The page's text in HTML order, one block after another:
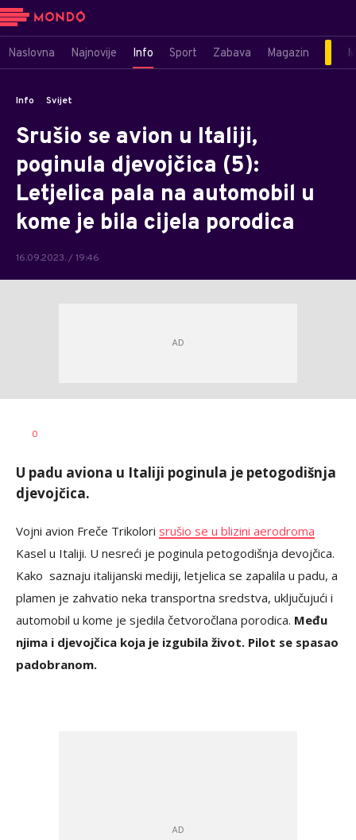
Naslovna Najnovije Info Sport Zabava Magazin
Info Svijet
Srušio se avion u Italiji,
poginula djevojčica (5):
Letjelica pala na automobil u
kome je bila cijela porodica
16.09.2023. / 19:46
AUTOR
0
U padu aviona u Italiji poginula je petogodišnja
djevojčica.
Vojni avion Freče Trikolori srušio se u blizini aerodroma
Kasel u Italiji. U nesreći je poginula petogodišnja devojčica.
Kako saznaju italijanski mediji, letjelica se zapalila u padu, a
plamen je zahvatio neka transportna sredstva, uključujući i
automobil u kome je sjedila četvoročlana porodica. Među
njima i djevojčica koja je izgubila život. Pilot se spasao
padobranom.